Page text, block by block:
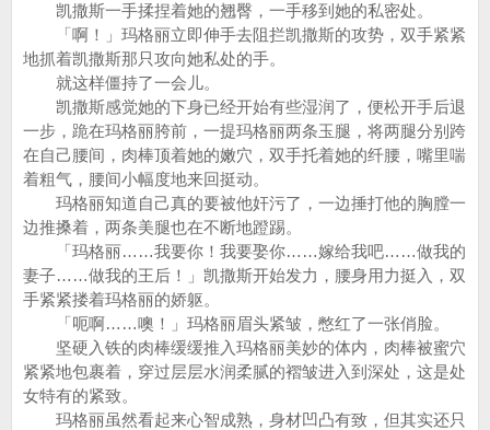
凯撒斯一手揉捏着她的翘臀，一手移到她的私密处。
「啊！」玛格丽立即伸手去阻拦凯撒斯的攻势，双手紧紧
地抓着凯撒斯那只攻向她私处的手。
就这样僵持了一会儿。
凯撒斯感觉她的下身已经开始有些湿润了，便松开手后退
一步，跪在玛格丽胯前，一提玛格丽两条玉腿，将两腿分别跨
在自己腰间，肉棒顶着她的嫩穴，双手托着她的纤腰，嘴里喘
着粗气，腰间小幅度地来回挺动。
玛格丽知道自己真的要被他奸污了，一边捶打他的胸膛一
边推搡着，两条美腿也在不断地蹬踢。
「玛格丽……我要你！我要娶你……嫁给我吧……做我的
妻子……做我的王后！」凯撒斯开始发力，腰身用力挺入，双
手紧紧搂着玛格丽的娇躯。
「呃啊……噢！」玛格丽眉头紧皱，憋红了一张俏脸。
坚硬入铁的肉棒缓缓推入玛格丽美妙的体内，肉棒被蜜穴
紧紧地包裹着，穿过层层水润柔腻的褶皱进入到深处，这是处
女特有的紧致。
玛格丽虽然看起来心智成熟，身材凹凸有致，但其实还只